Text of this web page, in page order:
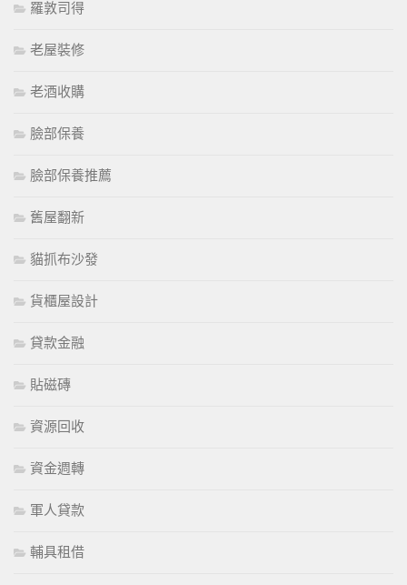
羅敦司得
老屋裝修
老酒收購
臉部保養
臉部保養推薦
舊屋翻新
貓抓布沙發
貨櫃屋設計
貸款金融
貼磁磚
資源回收
資金週轉
軍人貸款
輔具租借